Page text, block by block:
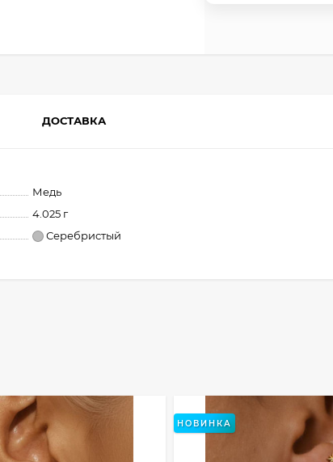
ДОСТАВКА
Медь
4.025 г
Серебристый
НОВИНКА